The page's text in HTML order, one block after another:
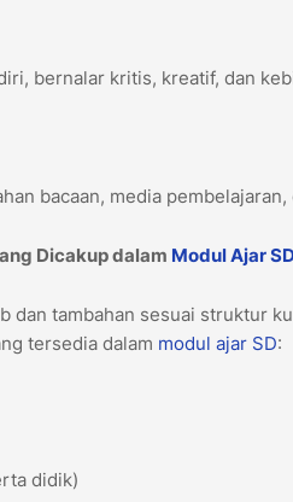
bernalar kritis, kreatif, dan
bacaan, media
Dicakup dalam Modul Ajar
dan tambahan sesuai struktur
tersedia dalam modul ajar SD:
didik)